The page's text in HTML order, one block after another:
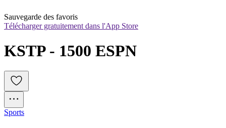
Sauvegarde des favoris
Télécharger gratuitement dans l'App Store
KSTP - 1500 ESPN
Sports